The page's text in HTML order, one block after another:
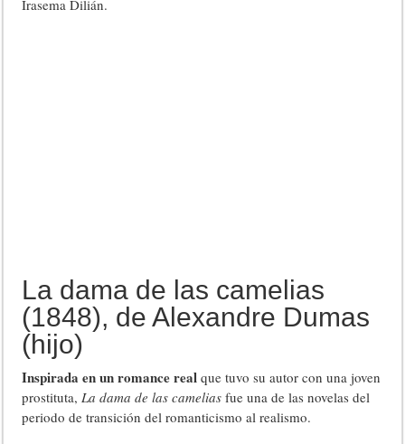
Irasema Dilián.
La dama de las camelias
(1848), de Alexandre Dumas
(hijo)
Inspirada en un romance real que tuvo su autor con una joven
prostituta,La dama de las camelias fue una de las novelas del
periodo de transición del romanticismo al realismo.